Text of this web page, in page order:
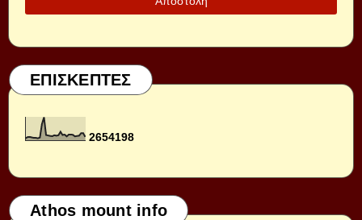
ΕΠΙΣΚΕΠΤΕΣ
2654198
Athos mount info